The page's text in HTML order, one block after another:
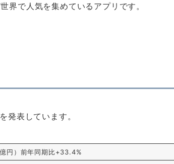
界で人気を集めているアプリです。
発表しています。
円）前年同期比+33.4%